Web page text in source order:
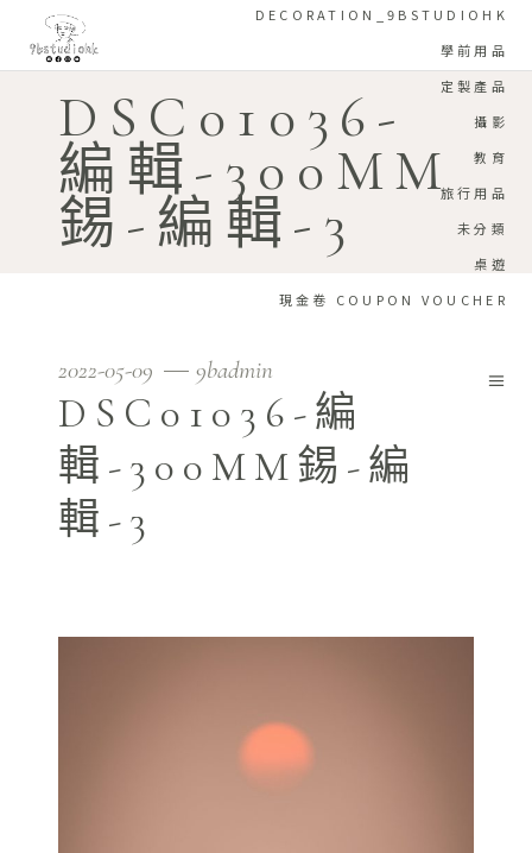
DECORATION_9BSTUDIOHK
學前用品
定製產品
攝影
教育
旅行用品
未分類
桌遊
現金卷 COUPON VOUCHER
DSC01036-
編輯-300MM
錫-編輯-3
2022-05-09 9badmin
DSC01036-編
輯-300MM錫-編
輯-3